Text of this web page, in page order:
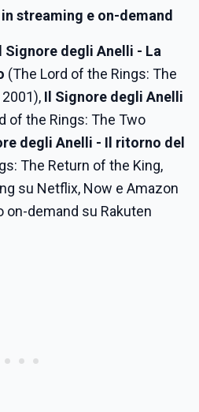
in streaming e on-demand
ll Signore degli Anelli - La
(The Lord of the Rings: The
Il Signore degli Anelli
of the Rings: The Two
degli Anelli - Il ritorno del
The Return of the King,
su Netflix, Now e Amazon
on-demand su Rakuten